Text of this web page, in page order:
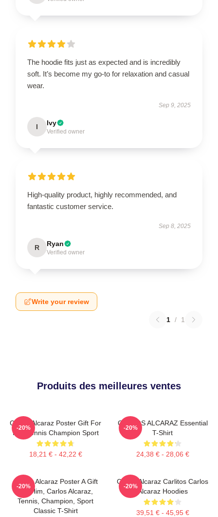
The hoodie fits just as expected and is incredibly
soft. It’s become my go-to for relaxation and casual
wear.
Sep 9, 2025
I Ivy
Verified owner
High-quality product, highly recommended, and
fantastic customer service.
Sep 8, 2025
R Ryan
Verified owner
Write your review
1 / 1
Produits des meilleures ventes
Carlos Alcaraz Poster Gift For
Him Tennis Champion Sport
18,21 € - 42,22 €
-20%
CARLOS ALCARAZ Essential
T-Shirt
24,38 € - 28,06 €
-20%
Carlos Alcaraz Poster A Gift
For Him, Carlos Alcaraz,
Tennis, Champion, Sport
Classic T-Shirt
-20%
Carlos Alcaraz Carlitos Carlos
Alcaraz Hoodies
39,51 € - 45,95 €
-20%